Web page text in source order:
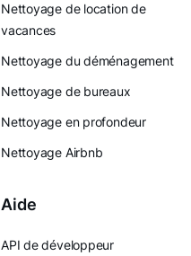
Nettoyage de location de
vacances
Nettoyage du déménagement
Nettoyage de bureaux
Nettoyage en profondeur
Nettoyage Airbnb
Aide
API de développeur